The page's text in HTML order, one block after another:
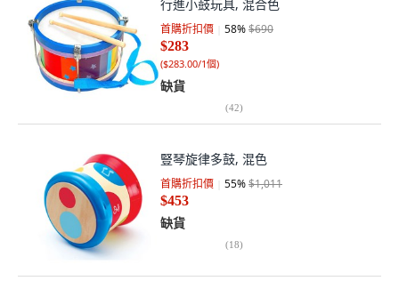
行進小鼓玩具, 混合色
首購折扣價 58%$690
$283
($283.00/1個)
缺貨
(42)
豎琴旋律多鼓, 混色
首購折扣價 55%$1,011
$453
缺貨
(18)